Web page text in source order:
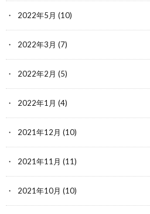
2022年5月 (10)
2022年3月 (7)
2022年2月 (5)
2022年1月 (4)
2021年12月 (10)
2021年11月 (11)
2021年10月 (10)